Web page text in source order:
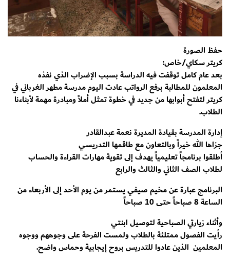
حفظ الصورة
كريتر سكاي/خاص:
بعد عام كامل توقفت فيه الدراسة بسبب الإضراب الذي نفذه
المعلمون للمطالبة برفع الرواتب عادت اليوم مدرسة مطهر الغرباني في
كريتر لتفتح أبوابها من جديد في خطوة تمثل أملاً ومبادرة مهمة لأبناءنا
الطلاب.
إدارة المدرسة بقيادة المديرة نعمة عبدالقادر
جزاها الله خيراً وبالتعاون مع طاقمها التدريسي
أطلقوا برنامجاً تعليمياً يهدف إلى تقوية مهارات القراءة والحساب
لطلاب الصف الثاني والثالث والرابع
البرنامج عبارة عن مخيم صيفي يستمر من يوم الأحد إلى الأربعاء من
الساعة 8 صباحاً حتى 10 صباحاً
وأثناء زيارتي الصباحية لتوصيل ابنتي
رأيت الفصول ممتلئة بالطلاب ولمست الفرحة على وجوههم ووجوه
المعلمين الذين عادوا للتدريس بروح إيجابية وحماس واضح.